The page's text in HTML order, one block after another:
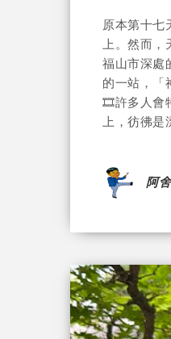
原本第十七
上。然而
福山市深處
的一站，「
🎞️許多人會
上，彷彿
阿舍